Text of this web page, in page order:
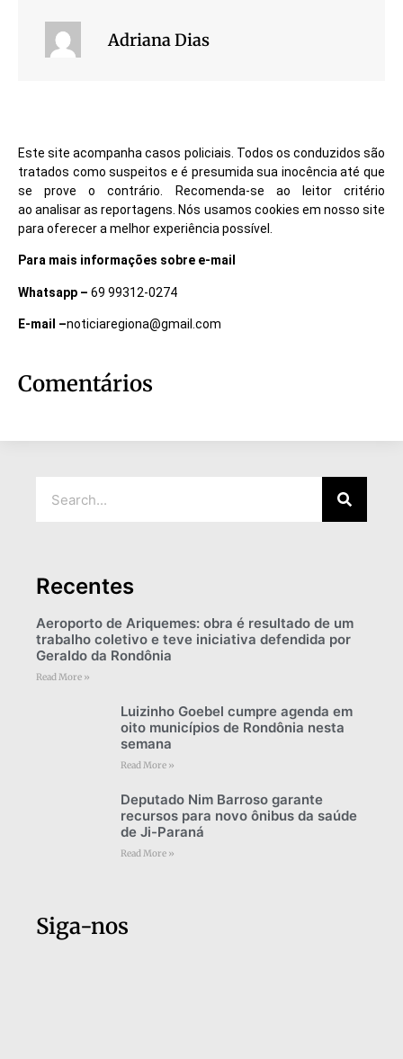
Adriana Dias
Este site acompanha casos policiais. Todos os conduzidos são
tratados como suspeitos e é presumida sua inocência até que
se prove o contrário. Recomenda-se ao leitor critério
ao analisar as reportagens. Nós usamos cookies em nosso site
para oferecer a melhor experiência possível.
Para mais informações sobre e-mail
Whatsapp – 69 99312-0274
E-mail –noticiaregiona@gmail.com
Comentários
Recentes
Aeroporto de Ariquemes: obra é resultado de um
trabalho coletivo e teve iniciativa defendida por
Geraldo da Rondônia
Read More »
Luizinho Goebel cumpre agenda em
oito municípios de Rondônia nesta
semana
Read More »
Deputado Nim Barroso garante
recursos para novo ônibus da saúde
de Ji-Paraná
Read More »
Siga-nos